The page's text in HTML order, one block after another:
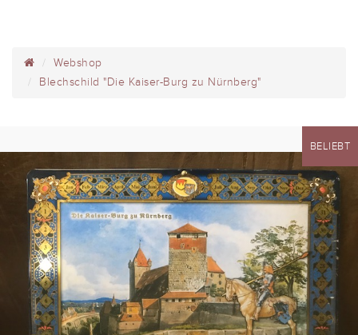
Webshop
Blechschild "Die Kaiser-Burg zu Nürnberg"
BELIEBT